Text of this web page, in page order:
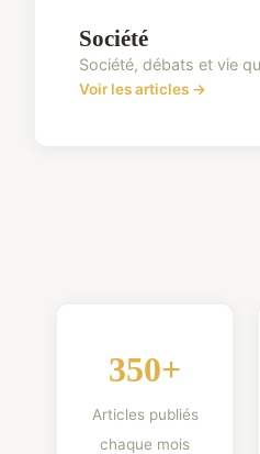
Société
Société, débats et vie
Voir les articles →
350+
Articles publiés
chaque mois